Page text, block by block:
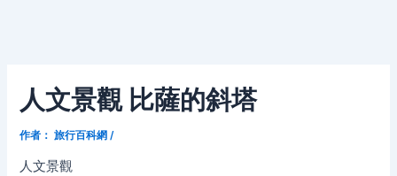
人文景觀 比薩的斜塔
作者： 旅行百科網 /
人文景觀